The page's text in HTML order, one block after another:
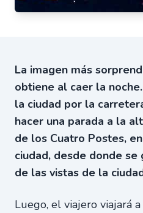
La imagen más
obtiene al caer la
la ciudad por la
hacer una parada a la
de los Cuatro Postes,
ciudad, desde donde
de las vistas de la
Luego, el viajero viajará